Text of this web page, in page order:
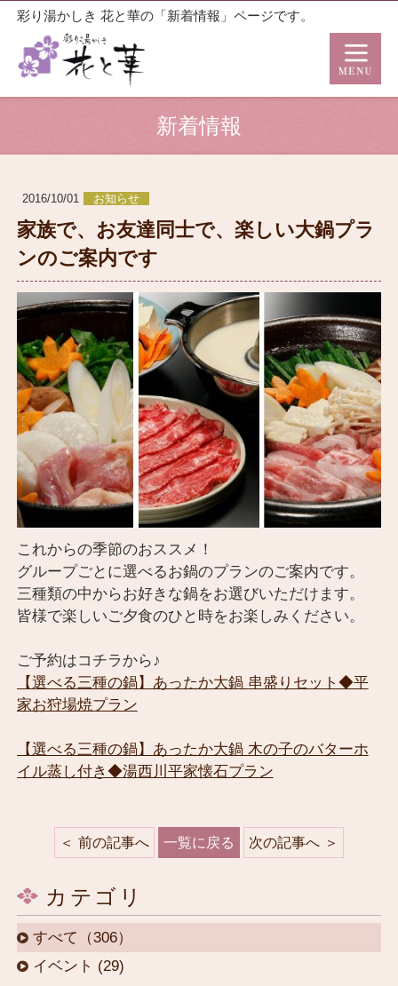
彩り湯かしき 花と華の「新着情報」ページです。
新着情報
2016/10/01 お知らせ
家族で、お友達同士で、楽しい大鍋プラ
ンのご案内です
これからの季節のおススメ！
グループごとに選べるお鍋のプランのご案内です。
三種類の中からお好きな鍋をお選びいただけます。
皆様で楽しいご夕食のひと時をお楽しみください。
ご予約はコチラから♪
【選べる三種の鍋】あったか大鍋 串盛りセット◆平
家お狩場焼プラン
【選べる三種の鍋】あったか大鍋 木の子のバターホ
イル蒸し付き◆湯西川平家懐石プラン
前の記事へ 一覧に戻る 次の記事へ
カテゴリ
すべて（306）
イベント (29)